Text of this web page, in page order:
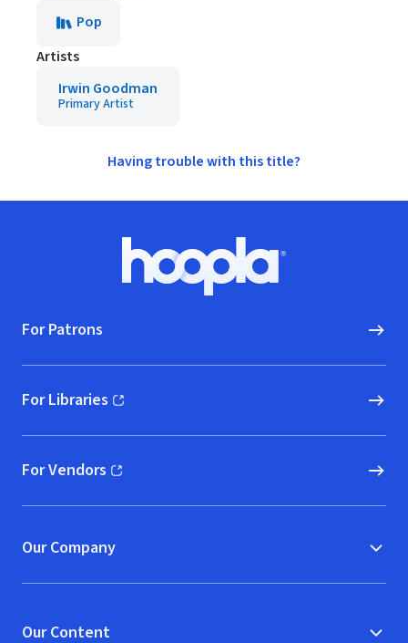
Pop
Artists
Irwin Goodman
Primary Artist
Having trouble with this title?
Hoopla logo, Go to homepage
For Patrons
For Libraries
(opens in new window)
For Vendors
(opens in new window)
Our Company
Our Content